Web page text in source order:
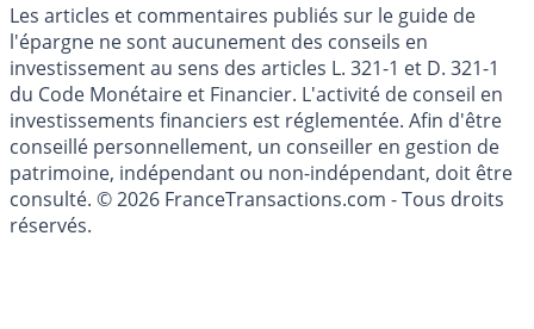
Les articles et commentaires publiés sur le guide de
l'épargne ne sont aucunement des conseils en
investissement au sens des articles L. 321-1 et D. 321-1
du Code Monétaire et Financier. L'activité de conseil en
investissements financiers est réglementée. Afin d'être
conseillé personnellement, un conseiller en gestion de
patrimoine, indépendant ou non-indépendant, doit être
consulté. © 2026 FranceTransactions.com - Tous droits
réservés.